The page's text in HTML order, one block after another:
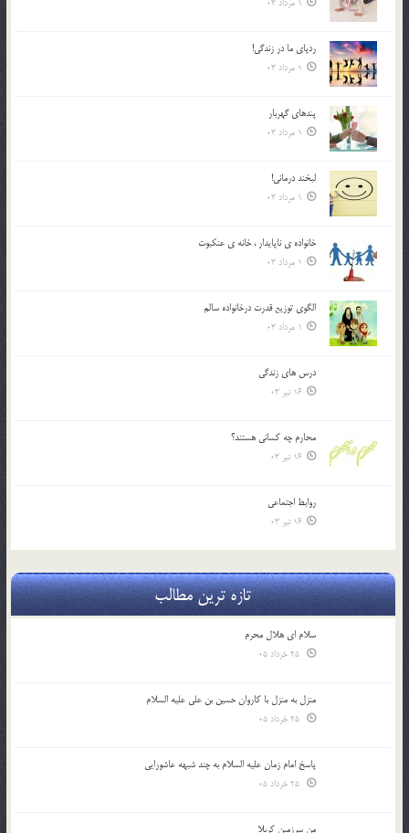
1 مرداد 03
ردپاى ما در زندگى!
1 مرداد 03
پندهاي گهربار
1 مرداد 03
لبخند درمانى!
1 مرداد 03
خانواده ي ناپايدار ، خانه ي عنکبوت
1 مرداد 03
الگوي توزيع قدرت درخانواده سالم
1 مرداد 03
درس هاي زندگي
16 تیر 03
محارم چه کساني هستند؟
16 تیر 03
روابط اجتماعي
16 تیر 03
تازه ترین مطالب
سلام ای هلال محرم
منزل به منزل با کاروان حسین بن علی علیه السلام
پاسخ امام زمان علیه السلام به چند شبهه عاشورایی